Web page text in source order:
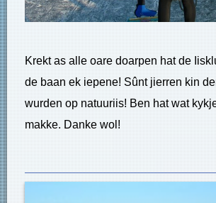
Krekt as alle oare doarpen hat de
de baan ek iepene! Sûnt jierren kin
wurden op natuuriis! Ben hat wat
makke. Danke wol!